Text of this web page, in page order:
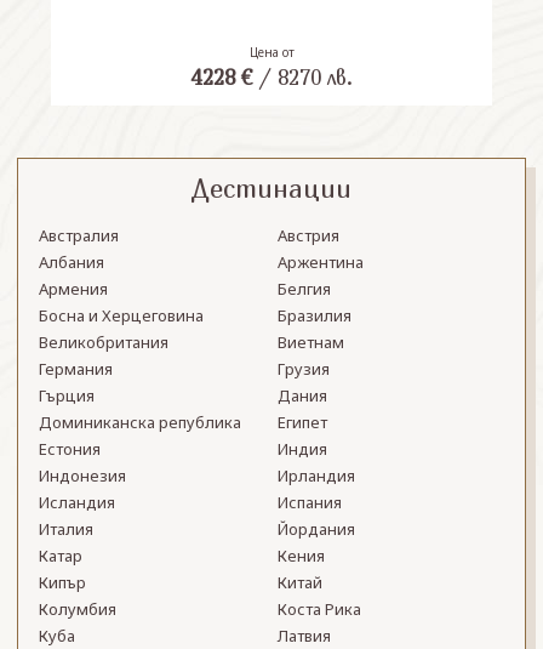
Цена от
4228 €/ 8270 лв.
Дестинации
Австралия
Австрия
Албания
Аржентина
Армения
Белгия
Босна и Херцеговина
Бразилия
Великобритания
Виетнам
Германия
Грузия
Гърция
Дания
Доминиканска република
Египет
Естония
Индия
Индонезия
Ирландия
Исландия
Испания
Италия
Йордания
Катар
Кения
Кипър
Китай
Колумбия
Коста Рика
Куба
Латвия